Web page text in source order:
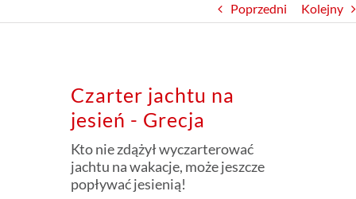
Poprzedni Kolejny
Czarter jachtu na
jesień - Grecja
Kto nie zdążył wyczarterować
jachtu na wakacje, może jeszcze
popływać jesienią!